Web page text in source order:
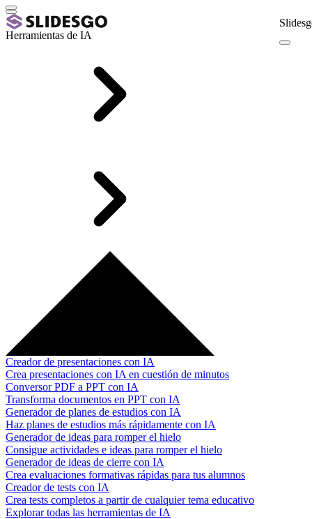
Herramientas de IA
Creador de presentaciones con IA
Crea presentaciones con IA en cuestión de minutos
Conversor PDF a PPT con IA
Transforma documentos en PPT con IA
Generador de planes de estudios con IA
Haz planes de estudios más rápidamente con IA
Generador de ideas para romper el hielo
Consigue actividades e ideas para romper el hielo
Generador de ideas de cierre con IA
Crea evaluaciones formativas rápidas para tus alumnos
Creador de tests con IA
Crea tests completos a partir de cualquier tema educativo
Explorar todas las herramientas de IA